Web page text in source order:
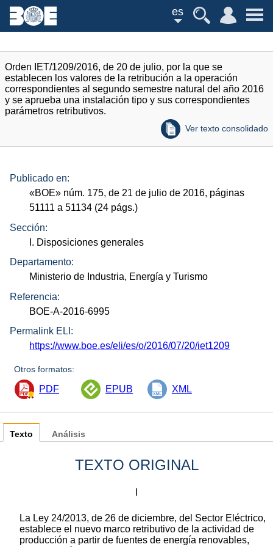
es
Orden IET/1209/2016, de 20 de julio, por la que se
establecen los valores de la retribución a la operación
correspondientes al segundo semestre natural del año 2016
y se aprueba una instalación tipo y sus correspondientes
parámetros retributivos.
Ver texto consolidado
Publicado en:
«BOE» núm. 175, de 21 de julio de 2016, páginas
51111 a 51134 (24 págs.)
Sección:
I. Disposiciones generales
Departamento:
Ministerio de Industria, Energía y Turismo
Referencia:
BOE-A-2016-6995
Permalink ELI:
https://www.boe.es/eli/es/o/2016/07/20/iet1209
Otros formatos:
PDF EPUB XML
Texto
TEXTO ORIGINAL
La Ley 24/2013, de 26 de diciembre, del Sector Eléctrico,
establece el nuevo marco retributivo de la actividad de
producción a partir de fuentes de energía renovables,
Análisis